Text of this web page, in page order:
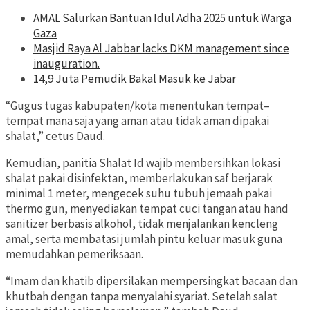
AMAL Salurkan Bantuan Idul Adha 2025 untuk Warga
Gaza
Masjid Raya Al Jabbar lacks DKM management since
inauguration.
14,9 Juta Pemudik Bakal Masuk ke Jabar
“Gugus tugas kabupaten/kota menentukan tempat–
tempat mana saja yang aman atau tidak aman dipakai
shalat,” cetus Daud.
Kemudian, panitia Shalat Id wajib membersihkan lokasi
shalat pakai disinfektan, memberlakukan saf berjarak
minimal 1 meter, mengecek suhu tubuh jemaah pakai
thermo gun, menyediakan tempat cuci tangan atau hand
sanitizer berbasis alkohol, tidak menjalankan kencleng
amal, serta membatasi jumlah pintu keluar masuk guna
memudahkan pemeriksaan.
“Imam dan khatib dipersilakan mempersingkat bacaan dan
khutbah dengan tanpa menyalahi syariat. Setelah salat